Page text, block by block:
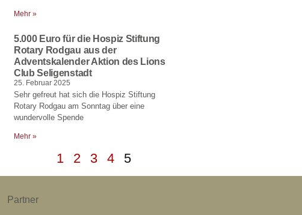
Mehr »
5.000 Euro für die Hospiz Stiftung
Rotary Rodgau aus der
Adventskalender Aktion des Lions
Club Seligenstadt
25. Februar 2025
Sehr gefreut hat sich die Hospiz Stiftung
Rotary Rodgau am Sonntag über eine
wundervolle Spende
Mehr »
1 2 3 4 5
Partner